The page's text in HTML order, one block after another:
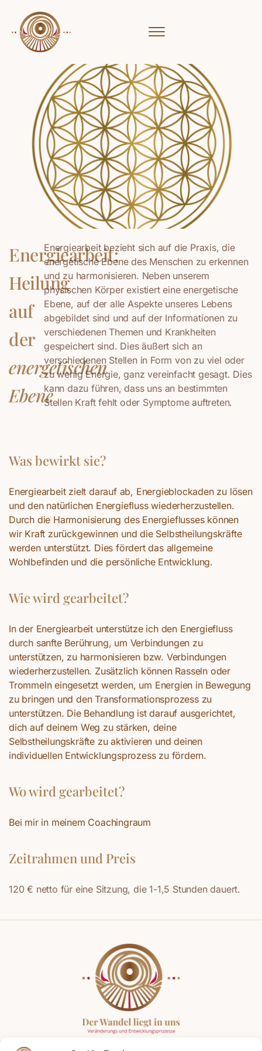
Energiearbeit:
Heilung
auf
der
energetischen
Ebene
Energiearbeit bezieht sich auf die Praxis, die
energetische Ebene des Menschen zu erkennen
und zu harmonisieren. Neben unserem
physischen Körper existiert eine energetische
Ebene, auf der alle Aspekte unseres Lebens
abgebildet sind und auf der Informationen zu
verschiedenen Themen und Krankheiten
gespeichert sind. Dies äußert sich an
verschiedenen Stellen in Form von zu viel oder
zu wenig Energie, ganz vereinfacht gesagt. Dies
kann dazu führen, dass uns an bestimmten
Stellen Kraft fehlt oder Symptome auftreten.
Was bewirkt sie?
Energiearbeit zielt darauf ab, Energieblockaden zu lösen
und den natürlichen Energiefluss wiederherzustellen.
Durch die Harmonisierung des Energieflusses können
wir Kraft zurückgewinnen und die Selbstheilungskräfte
werden unterstützt. Dies fördert das allgemeine
Wohlbefinden und die persönliche Entwicklung.
Wie wird gearbeitet?
In der Energiearbeit unterstütze ich den Energiefluss
durch sanfte Berührung, um Verbindungen zu
unterstützen, zu harmonisieren bzw. Verbindungen
wiederherzustellen. Zusätzlich können Rasseln oder
Trommeln eingesetzt werden, um Energien in Bewegung
zu bringen und den Transformationsprozess zu
unterstützen. Die Behandlung ist darauf ausgerichtet,
dich auf deinem Weg zu stärken, deine
Selbstheilungskräfte zu aktivieren und deinen
individuellen Entwicklungsprozess zu fördern.
Wo wird gearbeitet?
Bei mir in meinem Coachingraum
Zeitrahmen und Preis
120 € netto für eine Sitzung, die 1-1,5 Stunden dauert.